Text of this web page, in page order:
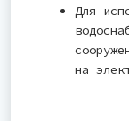
Для
на